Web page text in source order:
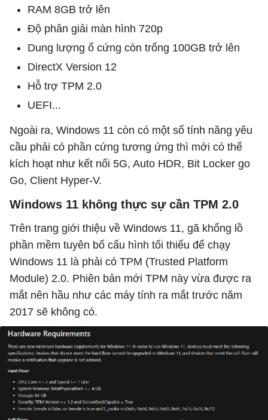
RAM 8GB trở lên
Độ phân giải màn hình 720p
Dung lượng ổ cứng còn trống 100GB trở lên
DirectX Version 12
Hỗ trợ TPM 2.0
UEFI...
Ngoài ra, Windows 11 còn có một số tính năng yêu
cầu phải có phần cứng tương ứng thì mới có thể
kích hoạt như kết nối 5G, Auto HDR, Bit Locker go
Go, Client Hyper-V.
Windows 11 không thực sự cần TPM 2.0
Trên trang giới thiệu về Windows 11, gã khổng lồ
phần mềm tuyên bố cấu hình tối thiểu để chạy
Windows 11 là phải có TPM (Trusted Platform
Module) 2.0. Phiên bản mới TPM này vừa được ra
mắt nên hầu như các máy tính ra mắt trước năm
2017 sẽ không có.